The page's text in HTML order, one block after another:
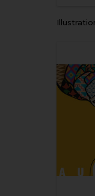
Illustration of an african american